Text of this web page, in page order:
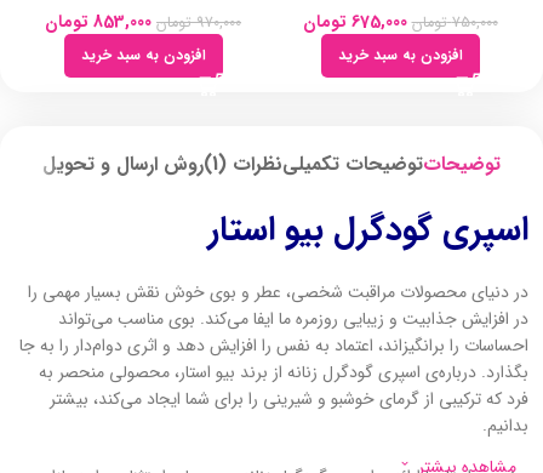
750,000 تومان 675,000 تومان
افزودن به سبد خرید
970,000 تومان 853,000 تومان
افزودن به سبد خرید
توضیحاتتوضیحات تکمیلینظرات (1) روش ارسال و تحویل
اسپری گودگرل بیو استار
در دنیای محصولات مراقبت شخصی، عطر و بوی خوش نقش بسیار مهمی را
در افزایش جذابیت و زیبایی روزمره ما ایفا می‌کند. بوی مناسب می‌تواند
احساسات را برانگیزاند، اعتماد به نفس را افزایش دهد و اثری دوام‌دار را به جا
بگذارد. درباره‌ی اسپری گودگرل زنانه از برند بیو استار، محصولی منحصر به
فرد که ترکیبی از گرمای خوشبو و شیرینی را برای شما ایجاد می‌کند، بیشتر
بدانیم.
مشاهده بیشتر